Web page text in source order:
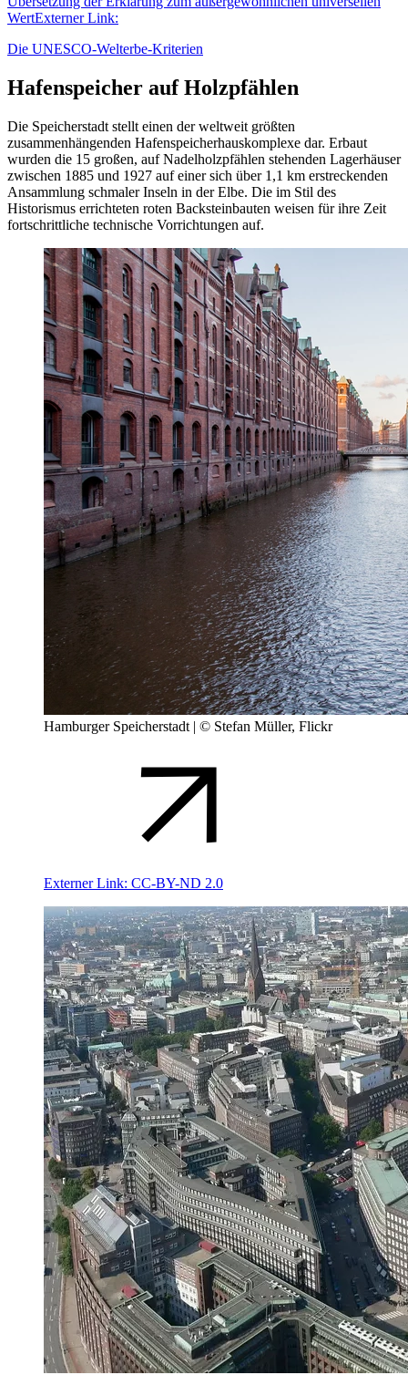
WertExterner Link:
Die UNESCO-Welterbe-Kriterien
Hafenspeicher auf Holzpfählen
Die Speicherstadt stellt einen der weltweit größten
zusammenhängenden Hafenspeicherhauskomplexe dar. Erbaut
wurden die 15 großen, auf Nadelholzpfählen stehenden Lagerhäuser
zwischen 1885 und 1927 auf einer sich über 1,1 km erstreckenden
Ansammlung schmaler Inseln in der Elbe. Die im Stil des
Historismus errichteten roten Backsteinbauten weisen für ihre Zeit
fortschrittliche technische Vorrichtungen auf.
Hamburger Speicherstadt | © Stefan Müller, Flickr
Externer Link: CC-BY-ND 2.0